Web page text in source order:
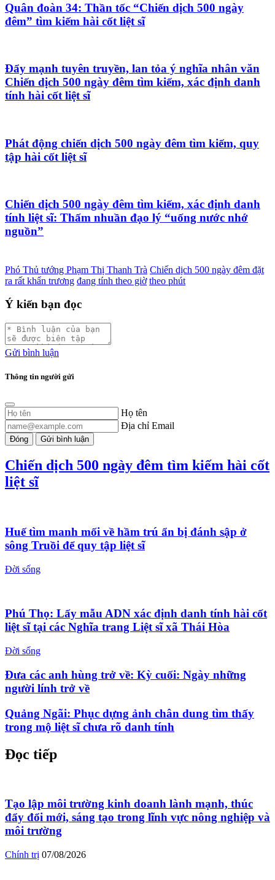
Quân đoàn 34: Thần tốc “Chiến dịch 500 ngày
đêm” tìm kiếm hài cốt liệt sĩ
Đẩy mạnh tuyên truyền, lan tỏa ý nghĩa nhân văn
Chiến dịch 500 ngày đêm tìm kiếm, xác định danh
tính hài cốt liệt sĩ
Phát động chiến dịch 500 ngày đêm tìm kiếm, quy
tập hài cốt liệt sĩ
Chiến dịch 500 ngày đêm tìm kiếm, xác định danh
tính liệt sĩ: Thấm nhuần đạo lý “uống nước nhớ
nguồn”
Phó Thủ tướng Phạm Thị Thanh Trà Chiến dịch 500 ngày đêm đặt
ra rất khẩn trương đang tính theo giờ theo phút
Ý kiến bạn đọc
Gửi bình luận
Thông tin người gửi
Họ tên
Địa chỉ Email
Đóng Gửi bình luận
Chiến dịch 500 ngày đêm tìm kiếm hài cốt
liệt sĩ
Huế tìm manh mối về hầm trú ẩn bị đánh sập ở
sông Truồi để quy tập liệt sĩ
Đời sống
Phú Thọ: Lấy mẫu ADN xác định danh tính hài cốt
liệt sĩ tại các Nghĩa trang Liệt sĩ xã Thái Hòa
Đời sống
Đưa các anh hùng trở về: Kỳ cuối: Ngày những
người lính trở về
Quảng Ngãi: Phục dựng ảnh chân dung tìm thấy
trong mộ liệt sĩ chưa rõ danh tính
Đọc tiếp
Tạo lập môi trường kinh doanh lành mạnh, thúc
đẩy đổi mới, sáng tạo trong lĩnh vực nông nghiệp và
môi trường
Chính trị 07/08/2026